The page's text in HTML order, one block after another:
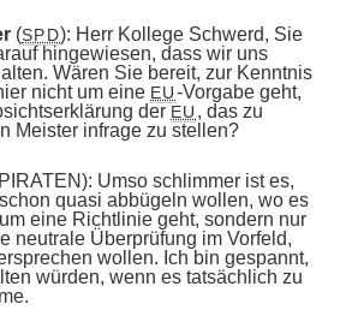
(SPD): Herr Kollege Schwerd, Sie
hingewiesen, dass wir uns
Wären Sie bereit, zur Kenntnis
nicht um eine EU -Vorgabe geht,
der EU , das zu
Meister infrage zu stellen?
Umso schlimmer ist es,
quasi abbügeln wollen, wo es
eine Richtlinie geht, sondern nur
neutrale Überprüfung im Vorfeld,
wollen. Ich bin gespannt,
würden, wenn es tatsächlich zu